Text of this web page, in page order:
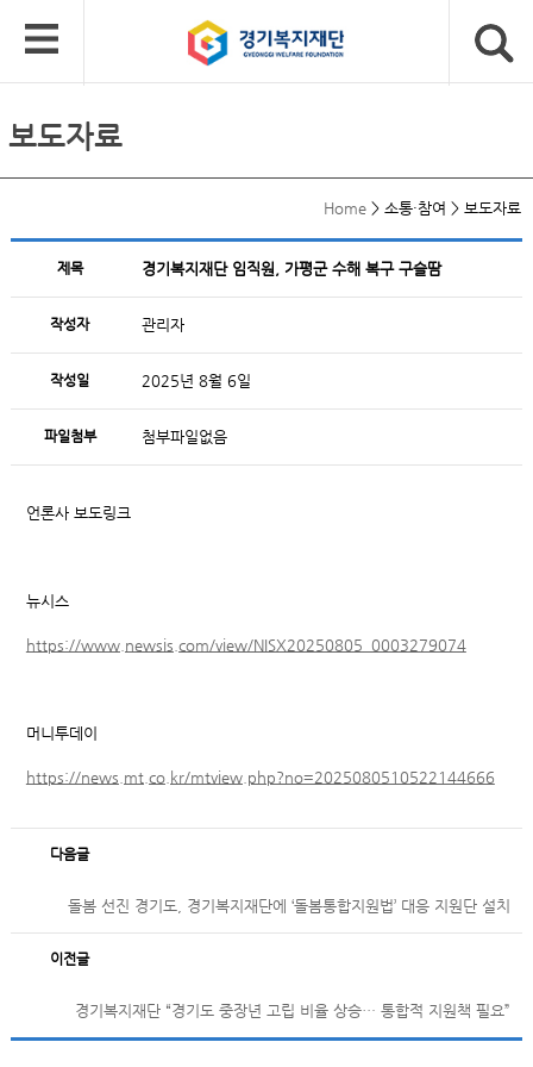
보도자료
Home > 소통·참여 > 보도자료
제목 경기복지재단 임직원, 가평군 수해 복구 구슬땀
작성자 관리자
작성일 2025년 8월 6일
파일첨부 첨부파일없음
언론사 보도링크
뉴시스
https://www.newsis.com/view/NISX20250805_0003279074
머니투데이
https://news.mt.co.kr/mtview.php?no=2025080510522144666
다음글
돌봄 선진 경기도, 경기복지재단에 ‘돌봄통합지원법’ 대응 지원단 설치
이전글
경기복지재단 “경기도 중장년 고립 비율 상승… 통합적 지원책 필요”